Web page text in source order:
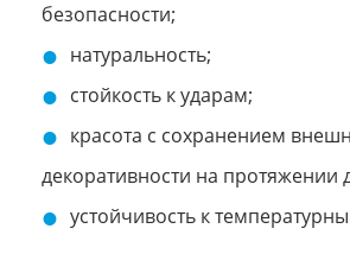
безопасности;
натуральность;
стойкость к ударам;
красота с сохранением
декоративности на протяжении
устойчивость к